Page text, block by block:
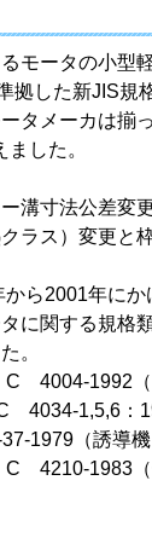
モータの小型
拠した新JIS規
タメーカは揃
した。
溝寸法公差変
ラス）変更と
から2001年に
に関する規格
。
4004-1992（
：1999（
1979（誘導
4210-1983（